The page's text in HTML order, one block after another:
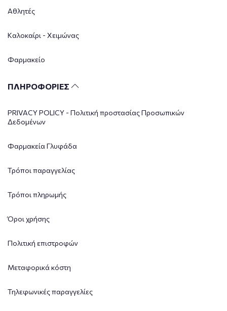
Αθλητές
Καλοκαίρι - Χειμώνας
Φαρμακείο
ΠΛΗΡΟΦΟΡΙΕΣ
PRIVACY POLICY - Πολιτική προστασίας Προσωπικών
Δεδομένων
Φαρμακεία Γλυφάδα
Τρόποι παραγγελίας
Τρόποι πληρωμής
Όροι χρήσης
Πολιτική επιστροφών
Μεταφορικά κόστη
Τηλεφωνικές παραγγελίες